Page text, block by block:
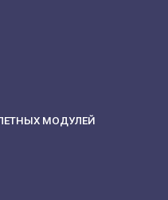
МОДУЛЕЙ